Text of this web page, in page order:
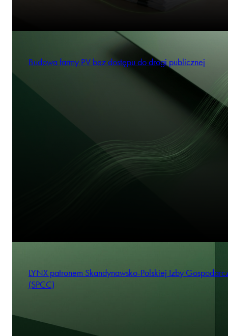
Budowa farmy PV bez dostępu do drogi publicznej
LYNX patronem Skandynawsko‑Polskiej Izby
(SPCC)